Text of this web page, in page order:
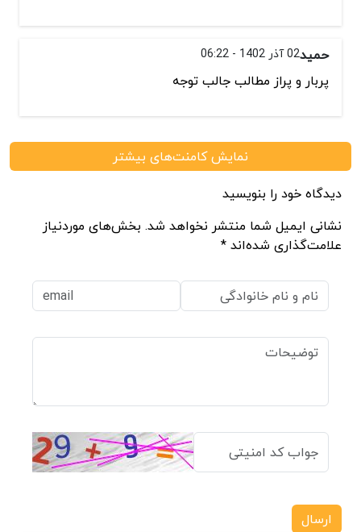
حمید02 آذر 1402 - 06:22
پربار و پراز مطالب جالب توجه
نمایش کامنت‌های بیشتر
دیدگاه خود را بنویسید
نشانی ایمیل شما منتشر نخواهد شد. بخش‌های موردنیاز
علامت‌گذاری شده‌اند *
ارسال